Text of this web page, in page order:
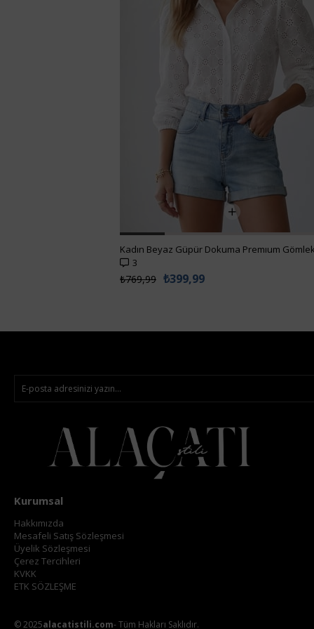
%62 İNDİRİM
₺299,00
₺538,99
Kurumsal
Hakkımızda
Mesafeli Satış Sözleşmesi
Üyelik Sözleşmesi
Çerez Tercihleri
KVKK
ETK SÖZLEŞME
© 2025alacatistili.com- Tüm Hakları Saklıdır.